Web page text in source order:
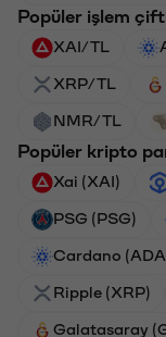
Popüler işlem
XAI/TL
XRP/TL
NMR/TL
Popüler kripto
Xai (XAI)
PSG (PSG)
Cardano
Ripple (XRP)
Galatasaray